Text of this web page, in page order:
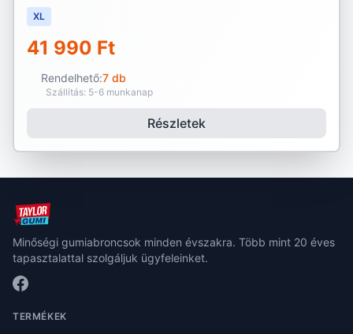
XL
41 990 Ft
Rendelhető:7 db
Szállítás: 5-6 munkanap
Részletek
Minőségi gumiabroncsok minden évszakra. Több mint 20 éves
tapasztalattal szolgáljuk ügyfeleinket.
TERMÉKEK